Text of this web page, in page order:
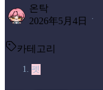
온탁
2026年5月4日
카테고리
펫